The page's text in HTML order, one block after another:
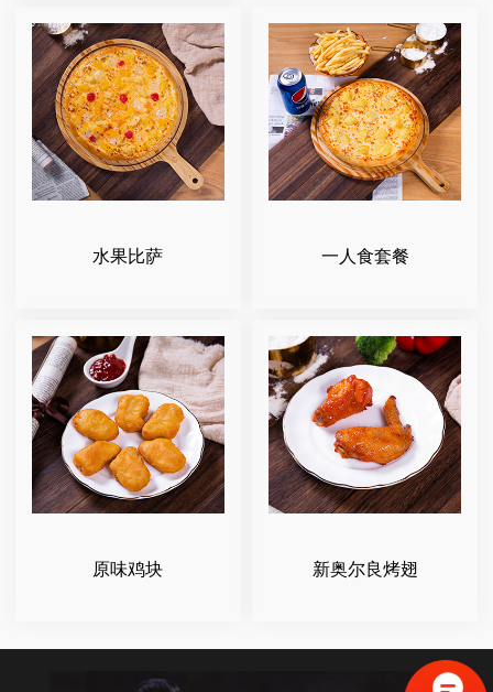
水果比萨 一人食套餐
原味鸡块 新奥尔良烤翅